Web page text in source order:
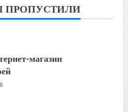
ПРОПУСТИЛИ
магазин